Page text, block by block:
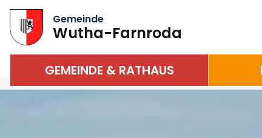
Gemeinde
Wutha-Farnroda
GEMEINDE & RATHAUS